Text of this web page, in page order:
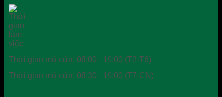
Thời gian mở cửa: 08:00 - 19:00 (T2-T6)
Thời gian mở cửa: 08:30 - 19:00 (T7-CN)